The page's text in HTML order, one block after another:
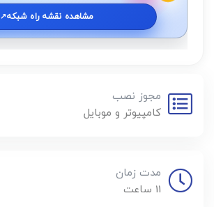
مشاهده نقشه راه شبکه↗️
مجوز نصب
کامپیوتر و موبایل
مدت زمان
11 ساعت